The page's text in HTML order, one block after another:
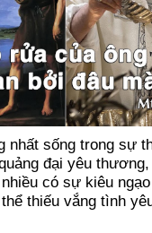
nhất sống trong sự
đại yêu
có sự kiêu
thiếu vắng tình